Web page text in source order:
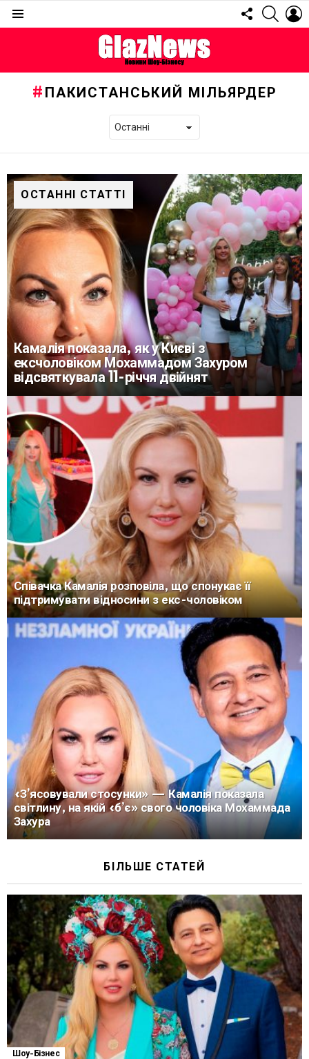
FOLLOW
US
ПАКИСТАНСЬКИЙ МІЛЬЯРДЕР
ОСТАННІ СТАТТІ
Камалія показала, як у Києві з
ексчоловіком Мохаммадом Захуром
відсвяткувала 11-річчя двійнят
Співачка Камалія розповіла, що спонукає її
підтримувати відносини з екс-чоловіком
«З’ясовували стосунки» — Камалія показала
світлину, на якій «б’є» свого чоловіка Мохаммада
Захура
БІЛЬШЕ СТАТЕЙ
Шоу-Бізнес